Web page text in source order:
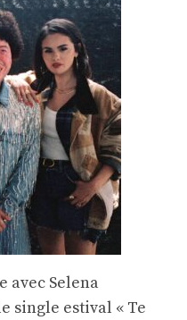
avec Selena
single estival « Te